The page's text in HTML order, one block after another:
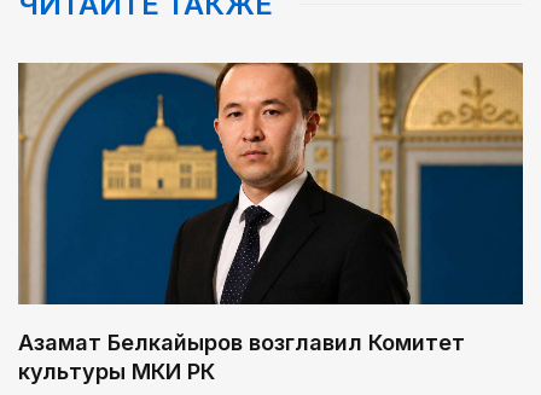
Азамат Белкайыров возглавил Комитет
культуры МКИ РК